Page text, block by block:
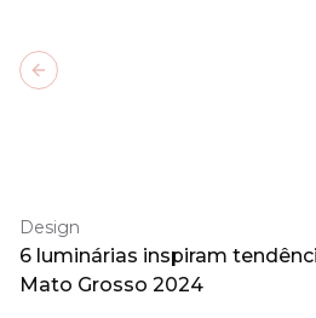
Design
6 luminárias inspiram
Mato Grosso 2024
Previous slide